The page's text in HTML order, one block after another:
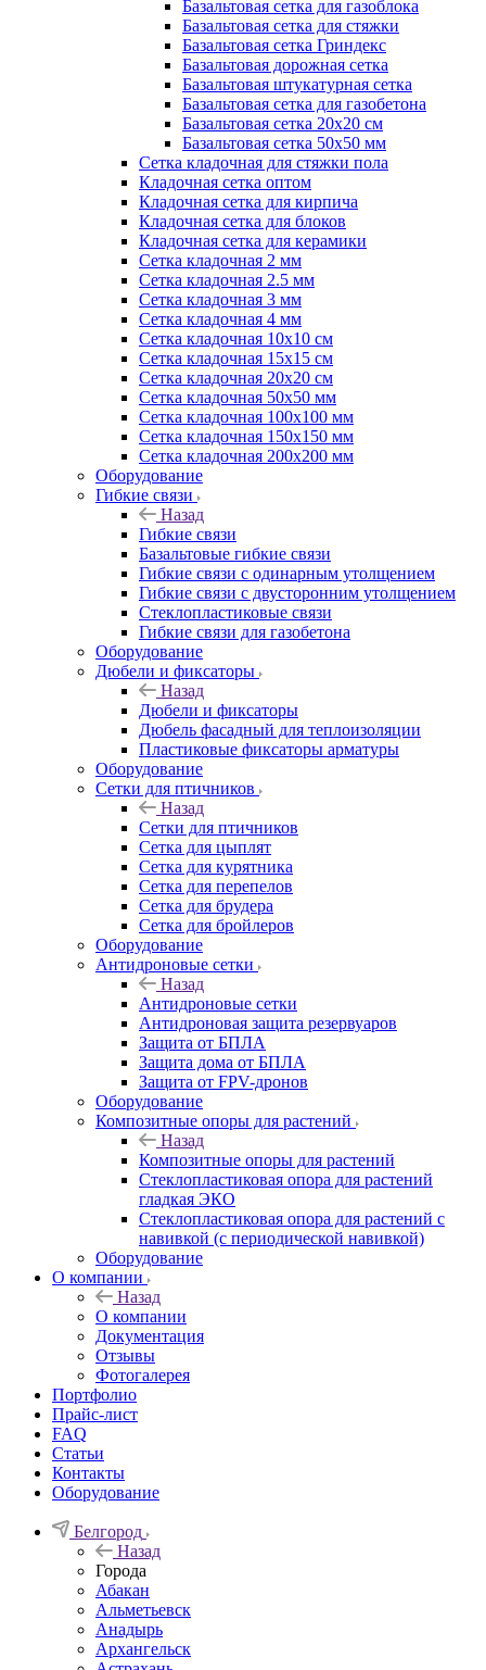
Базальтовая сетка для газоблока
Базальтовая сетка для стяжки
Базальтовая сетка Гриндекс
Базальтовая дорожная сетка
Базальтовая штукатурная сетка
Базальтовая сетка для газобетона
Базальтовая сетка 20x20 см
Базальтовая сетка 50x50 мм
Сетка кладочная для стяжки пола
Кладочная сетка оптом
Кладочная сетка для кирпича
Кладочная сетка для блоков
Кладочная сетка для керамики
Сетка кладочная 2 мм
Сетка кладочная 2.5 мм
Сетка кладочная 3 мм
Сетка кладочная 4 мм
Сетка кладочная 10x10 см
Сетка кладочная 15x15 см
Сетка кладочная 20x20 см
Сетка кладочная 50x50 мм
Сетка кладочная 100x100 мм
Сетка кладочная 150x150 мм
Сетка кладочная 200x200 мм
Оборудование
Гибкие связи
Назад
Гибкие связи
Базальтовые гибкие связи
Гибкие связи с одинарным утолщением
Гибкие связи с двусторонним утолщением
Стеклопластиковые связи
Гибкие связи для газобетона
Оборудование
Дюбели и фиксаторы
Назад
Дюбели и фиксаторы
Дюбель фасадный для теплоизоляции
Пластиковые фиксаторы арматуры
Оборудование
Сетки для птичников
Назад
Сетки для птичников
Сетка для цыплят
Сетка для курятника
Сетка для перепелов
Сетка для брудера
Сетка для бройлеров
Оборудование
Антидроновые сетки
Назад
Антидроновые сетки
Антидроновая защита резервуаров
Защита от БПЛА
Защита дома от БПЛА
Защита от FPV-дронов
Оборудование
Композитные опоры для растений
Назад
Композитные опоры для растений
Стеклопластиковая опора для растений
гладкая ЭКО
Стеклопластиковая опора для растений с
навивкой (с периодической навивкой)
Оборудование
О компании
Назад
О компании
Документация
Отзывы
Фотогалерея
Портфолио
Прайс-лист
FAQ
Статьи
Контакты
Оборудование
Белгород
Назад
Города
Абакан
Альметьевск
Анадырь
Архангельск